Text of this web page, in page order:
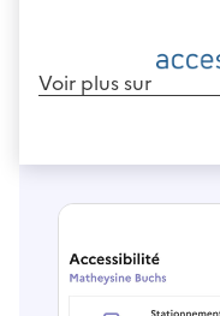
Voir plus sur